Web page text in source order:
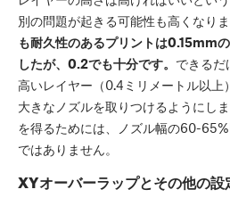
別の問題が起きる可能性も高くなりま
も耐久性のあるプリントは0.15mm
したが、0.2でも十分です。 できるだ
高いレイヤー（0.4ミリメートル以上
大きなノズルを取りつけるようにし
を得るためには、ノズル幅の60-
ではありません。
XYオーバーラップとその他の設